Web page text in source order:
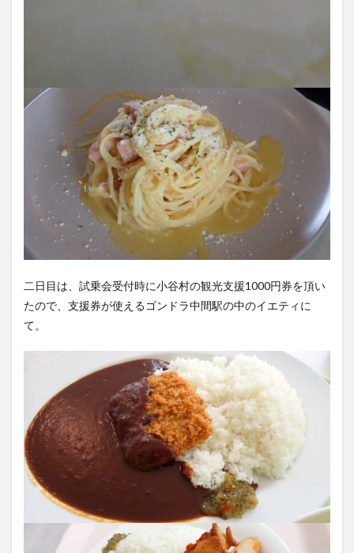
二日目は、試乗会受付時に小谷村の観光支援1000円券を頂い
たので、支援券が使えるゴンドラ中間駅の中のイエティに
て。